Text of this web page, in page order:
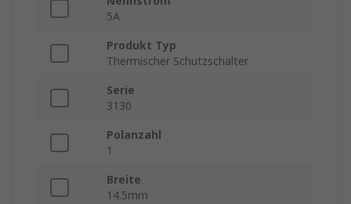
5A
Produkt Typ
Thermischer Schutzschalter
Serie
3130
Polanzahl
1
Breite
14.5mm